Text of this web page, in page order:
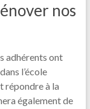
nos
adhérents ont
l’école
répondre à la
également de